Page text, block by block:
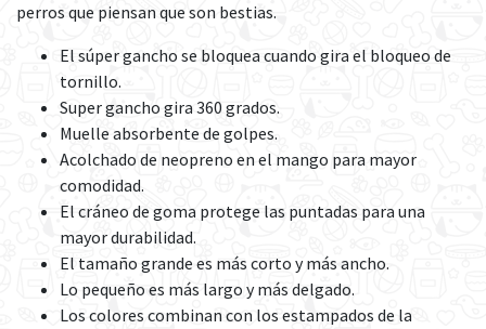
perros que piensan que son bestias.
El súper gancho se bloquea cuando gira el bloqueo de
tornillo.
Super gancho gira 360 grados.
Muelle absorbente de golpes.
Acolchado de neopreno en el mango para mayor
comodidad.
El cráneo de goma protege las puntadas para una
mayor durabilidad.
El tamaño grande es más corto y más ancho.
Lo pequeño es más largo y más delgado.
Los colores combinan con los estampados de la